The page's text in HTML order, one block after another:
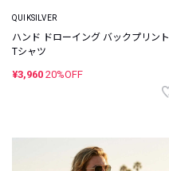
QUIKSILVER
ハンド ドローイング バックプリント
Tシャツ
¥3,960 20%OFF